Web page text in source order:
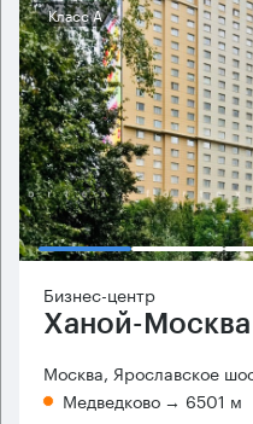
Класс А
Бизнес-центр
Ханой-Москва
Москва, Ярославское
Медведково → 6501 м